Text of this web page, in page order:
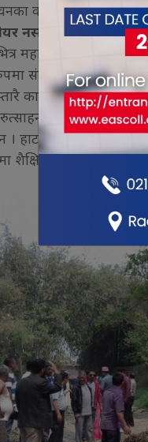
कारण महानगरको
नसकेको काम
महानगर क्षेत्रको डुवान
संचालन गर्ने तथा
कार्यान्वयन आएको
तथा सडकमा
हाटखोला र
शैक्षिक बेरोजगार